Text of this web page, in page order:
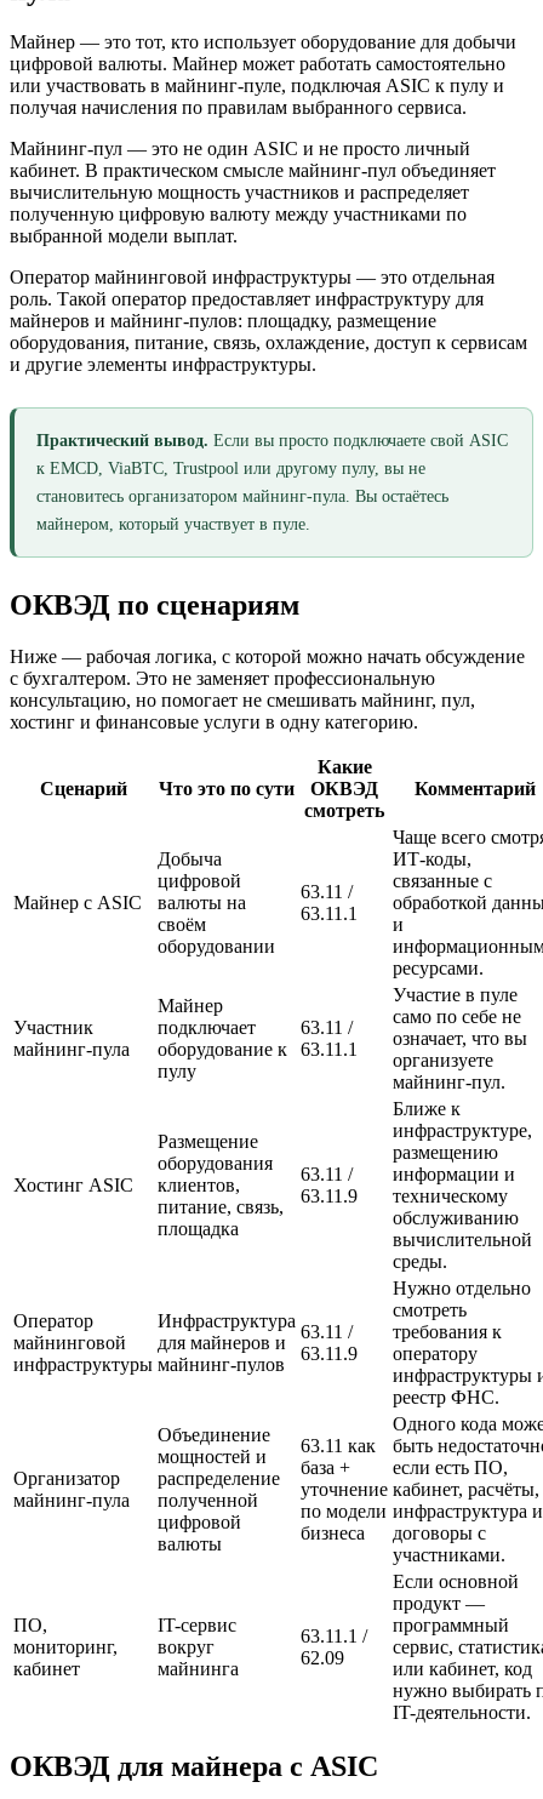
Майнер — это тот, кто использует оборудование для добычи
цифровой валюты. Майнер может работать самостоятельно
или участвовать в майнинг-пуле, подключая ASIC к пулу и
получая начисления по правилам выбранного сервиса.
Майнинг-пул — это не один ASIC и не просто личный
кабинет. В практическом смысле майнинг-пул объединяет
вычислительную мощность участников и распределяет
полученную цифровую валюту между участниками по
выбранной модели выплат.
Оператор майнинговой инфраструктуры — это отдельная
роль. Такой оператор предоставляет инфраструктуру для
майнеров и майнинг-пулов: площадку, размещение
оборудования, питание, связь, охлаждение, доступ к сервисам
и другие элементы инфраструктуры.
Практический вывод. Если вы просто подключаете свой ASIC
к EMCD, ViaBTC, Trustpool или другому пулу, вы не
становитесь организатором майнинг-пула. Вы остаётесь
майнером, который участвует в пуле.
ОКВЭД по сценариям
Ниже — рабочая логика, с которой можно начать обсуждение
с бухгалтером. Это не заменяет профессиональную
консультацию, но помогает не смешивать майнинг, пул,
хостинг и финансовые услуги в одну категорию.
Сценарий Что это по сути
Какие
ОКВЭД
смотреть
Комментарий
Майнер с ASIC
Добыча
цифровой
валюты на
своём
оборудовании
63.11 /
63.11.1
Чаще всего
ИТ-коды,
связанные с
обработкой
и
ресурсами.
Участник
майнинг-пула
Майнер
подключает
оборудование к
пулу
63.11 /
63.11.1
Участие в пуле
само по себе не
означает, что вы
организуете
майнинг-пул.
Хостинг ASIC
Размещение
оборудования
клиентов,
питание, связь,
площадка
63.11 /
63.11.9
Ближе к
инфраструктуре,
размещению
информации и
техническому
обслуживанию
вычислительной
среды.
Оператор
майнинговой
инфраструктуры
Инфраструктура
для майнеров и
майнинг-пулов
63.11 /
63.11.9
Нужно отдельно
смотреть
требования к
оператору
инфраструктуры
реестр ФНС.
Организатор
майнинг-пула
Объединение
мощностей и
распределение
полученной
цифровой
валюты
63.11 как
база +
уточнение
по модели
бизнеса
Одного кода
быть
если есть ПО,
кабинет, расчёты,
инфраструктура и
договоры с
участниками.
ПО,
мониторинг,
кабинет
IT-сервис
вокруг
майнинга
63.11.1 /
62.09
Если основной
продукт —
программный
сервис,
или кабинет, код
нужно выбирать
IT-деятельности.
ОКВЭД для майнера с ASIC